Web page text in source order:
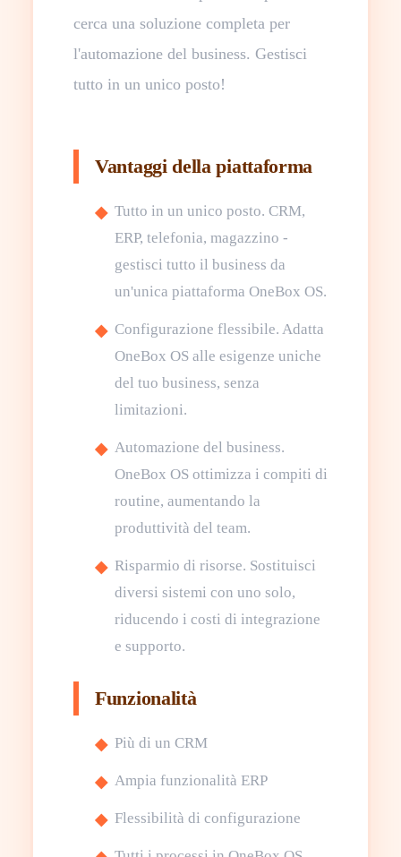
cerca una soluzione completa per
l'automazione del business. Gestisci
tutto in un unico posto!
Vantaggi della piattaforma
Tutto in un unico posto. CRM,
ERP, telefonia, magazzino -
gestisci tutto il business da
un'unica piattaforma OneBox OS.
Configurazione flessibile. Adatta
OneBox OS alle esigenze uniche
del tuo business, senza
limitazioni.
Automazione del business.
OneBox OS ottimizza i compiti di
routine, aumentando la
produttività del team.
Risparmio di risorse. Sostituisci
diversi sistemi con uno solo,
riducendo i costi di integrazione
e supporto.
Funzionalità
Più di un CRM
Ampia funzionalità ERP
Flessibilità di configurazione